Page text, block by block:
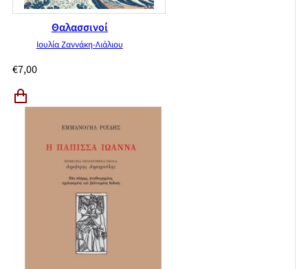
Θαλασσινοί
Ιουλία Ζαννάκη-Λιάλιου
€7,00